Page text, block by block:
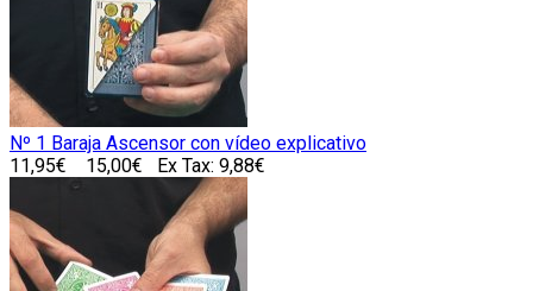
Nº 1 Baraja Ascensor con vídeo explicativo
11,95€
15,00€ Ex Tax: 9,88€